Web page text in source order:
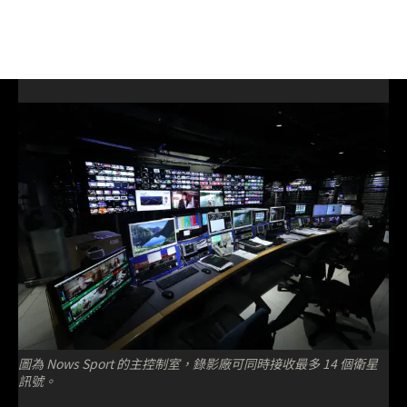
圖為 Nows Sport 的主控制室，錄影廠可同時接收最多 14 個衛星
訊號。